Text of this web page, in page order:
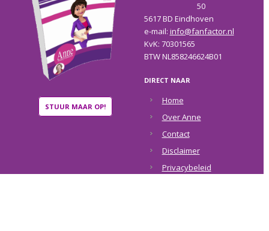
STUUR MAAR OP!
50
5617 BD Eindhoven
e-mail: info@fanfactor.nl
KvK: 70301565
BTW NL858246624B01
DIRECT NAAR
Home
Over Anne
Contact
Disclaimer
Privacybeleid